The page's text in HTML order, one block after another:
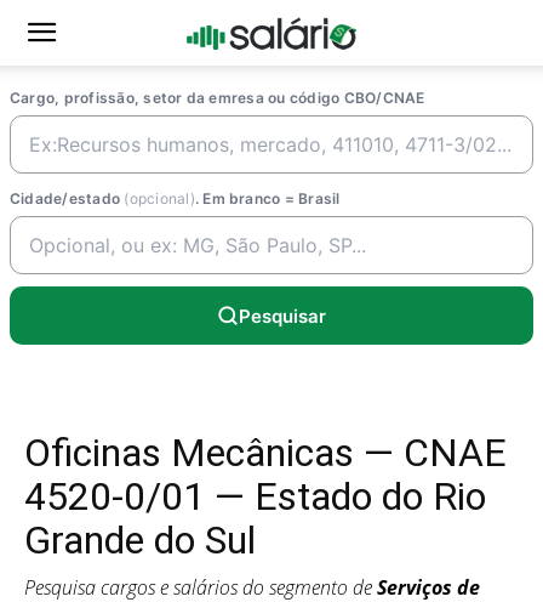
Cargo, profissão, setor da emresa ou código CBO/CNAE
Cidade/estado (opcional). Em branco = Brasil
Pesquisar
Oficinas Mecânicas — CNAE
4520-0/01 — Estado do Rio
Grande do Sul
Pesquisa cargos e salários do segmento deServiços de